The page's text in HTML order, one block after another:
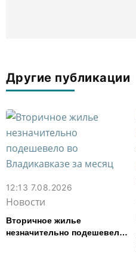
Другие публикации
12:13 7.08.2026
Новости
Вторичное жилье
незначительно подешевело